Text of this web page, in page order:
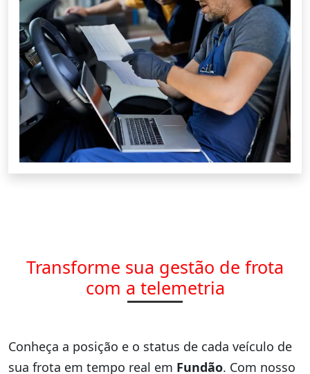
Transforme sua gestão de frota
com a telemetria
Conheça a posição e o status de cada veículo de
sua frota em tempo real em Fundão. Com nosso